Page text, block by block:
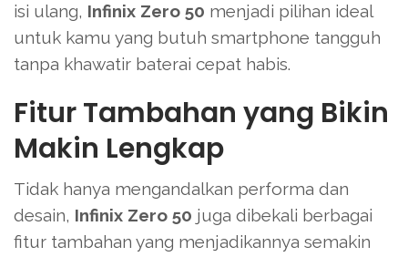
isi ulang, Infinix Zero 50 menjadi pilihan ideal
untuk kamu yang butuh smartphone tangguh
tanpa khawatir baterai cepat habis.
Fitur Tambahan yang Bikin
Makin Lengkap
Tidak hanya mengandalkan performa dan
desain, Infinix Zero 50 juga dibekali berbagai
fitur tambahan yang menjadikannya semakin